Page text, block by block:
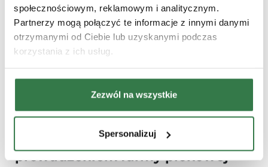
społecznościowym, reklamowym i analitycznym.
Partnerzy mogą połączyć te informacje z innymi danymi
otrzymanymi od Ciebie lub uzyskanymi podczas
korzystania z ich usług.
Zezwól na wszystkie
Spersonalizuj
Odpowiedź na zmiany klimatyczne–
tradycyjne rolnictwo jest coraz bardziej
narażone na negatywne skutki zmian
klimatycznych, takie jak susze, powodzie czy
środowiskowym, jest znacznie mniej
podatna na te zagrożenia.
2. Wyzwania i koszty związane z
prowadzeniem farmy pionowej